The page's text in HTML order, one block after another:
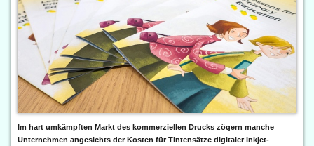
Im hart umkämpften Markt des kommerziellen Drucks zögern manche
Unternehmen angesichts der Kosten für Tintensätze digitaler Inkjet-